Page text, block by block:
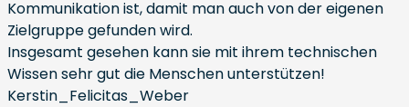
Kommunikation ist, damit man auch von der eigenen
Zielgruppe gefunden wird.
Insgesamt gesehen kann sie mit ihrem technischen
Wissen sehr gut die Menschen unterstützen!
Kerstin_Felicitas_Weber